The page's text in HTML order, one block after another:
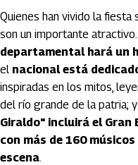
Quienes han vivido la
son un importante atractivo.
departamental hará un
el nacional está
inspiradas en los mitos,
del río grande de la patria;
Giraldo" incluirá el Gran
con más de 160
escena.